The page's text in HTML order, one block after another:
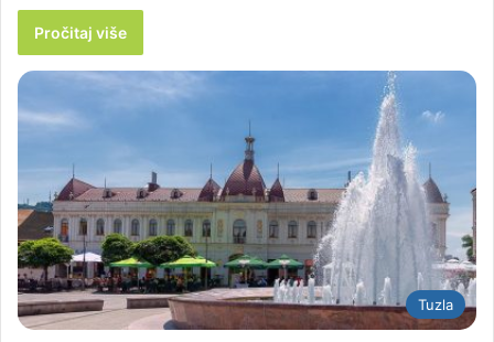
Pročitaj više
Tuzla